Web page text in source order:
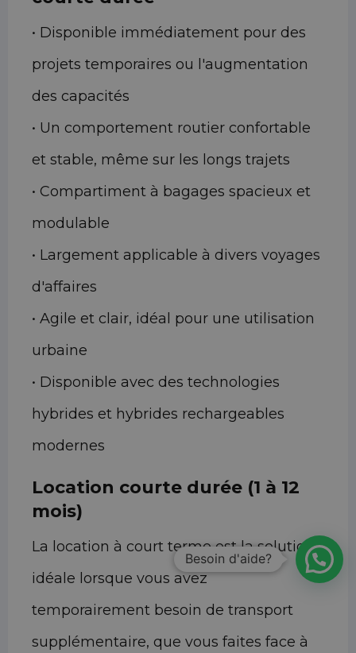
• Disponible immédiatement pour des
projets temporaires ou l'augmentation
des capacités
• Un comportement routier confortable
et stable, même sur les longs trajets
• Compartiment à bagages spacieux et
modulable
• Largement applicable à divers voyages
d'affaires
• Agile et clair, idéal pour une utilisation
urbaine
• Disponible avec des technologies
hybrides et hybrides rechargeables
modernes
Location courte durée (1 à 12
mois)
La location à court terme est la solution
idéale lorsque vous avez
temporairement besoin de transport
supplémentaire, que vous faites face à
Besoin d'aide?